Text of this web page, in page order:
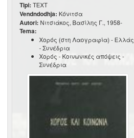
Tipi: TEXT
Vendndodhja: Κόνιτσα
Autori: Νιτσιάκος, Βασίλης Γ., 1958-
Tema:
Χορός (στη Λαογραφία) - Ελλάς
- Συνέδρια
Χορός - Κοινωνικές απόψεις -
Συνέδρια